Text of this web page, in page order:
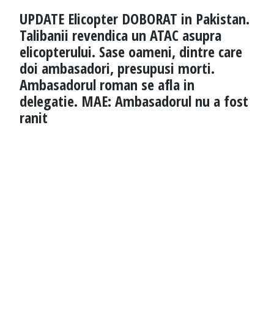
UPDATE Elicopter DOBORAT in Pakistan.
Talibanii revendica un ATAC asupra
elicopterului. Sase oameni, dintre care
doi ambasadori, presupusi morti.
Ambasadorul roman se afla in
delegatie. MAE: Ambasadorul nu a fost
ranit